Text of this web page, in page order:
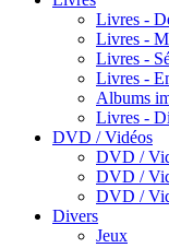
Livres -
Livres -
Livres -
Livres -
Albums
Livres -
DVD / Vidéos
DVD /
DVD /
DVD /
Divers
Jeux